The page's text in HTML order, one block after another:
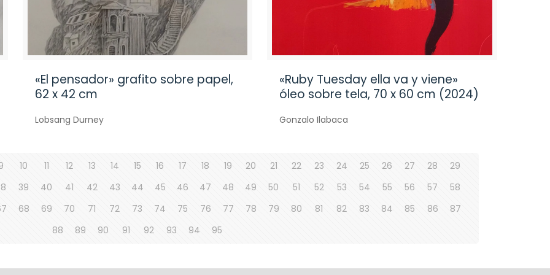
«El pensador» grafito sobre papel,
62 x 42 cm
Lobsang Durney
«Ruby Tuesday ella va y viene»
óleo sobre tela, 70 x 60 cm (2024)
Gonzalo Ilabaca
10 11 12 13 14 15 16 17 18 19 20 21 22 23 24 25 26 27 28
29
39 40 41 42 43 44 45 46 47 48 49 50 51 52 53 54 55 56 57
58
68 69 70 71 72 73 74 75 76 77 78 79 80 81 82 83 84 85 86
87
88
89 90 91 92 93 94 95